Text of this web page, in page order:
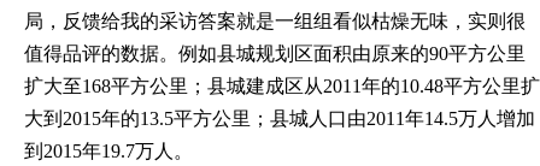
局，反馈给我的采访答案就是一组组看似枯燥无味，实则很
值得品评的数据。例如县城规划区面积由原来的90平方公里
扩大至168平方公里；县城建成区从2011年的10.48平方公里扩
大到2015年的13.5平方公里；县城人口由2011年14.5万人增加
到2015年19.7万人。